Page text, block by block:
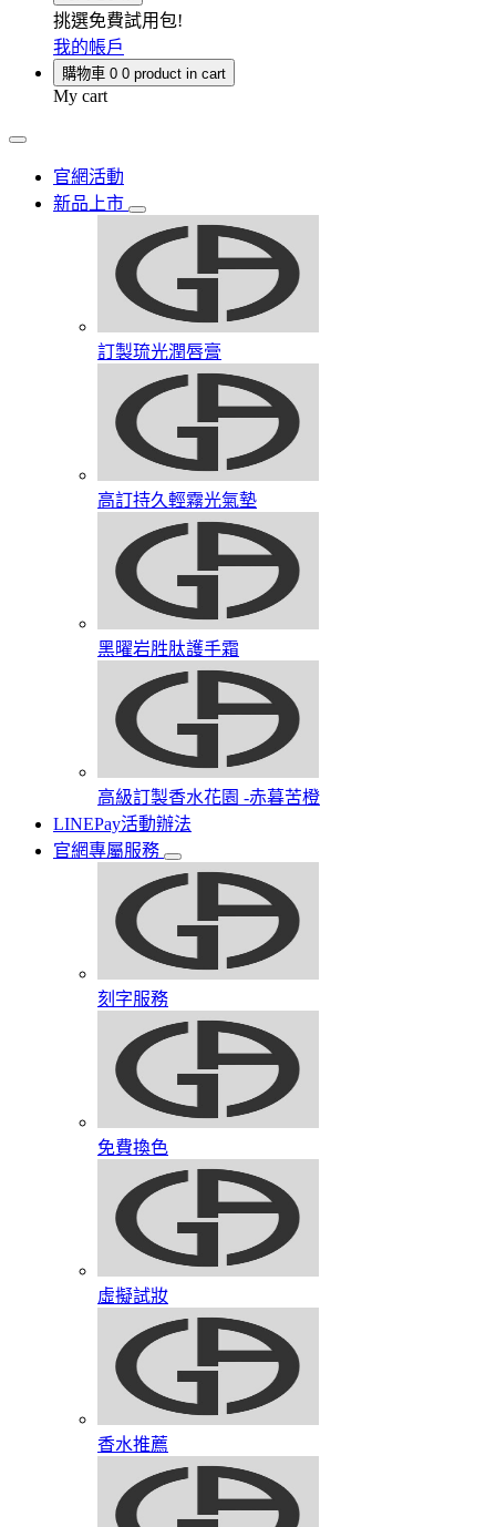
挑選免費試用包!
我的帳戶
購物車 0 0 product in cart
My cart
官網活動
新品上市
訂製琉光潤唇膏​
高訂持久輕霧光氣墊
黑曜岩胜肽護手霜​
高級訂製香水花園​ -赤暮苦橙
LINEPay活動辦法
官網專屬服務
刻字服務
免費換色
虛擬試妝
香水推薦